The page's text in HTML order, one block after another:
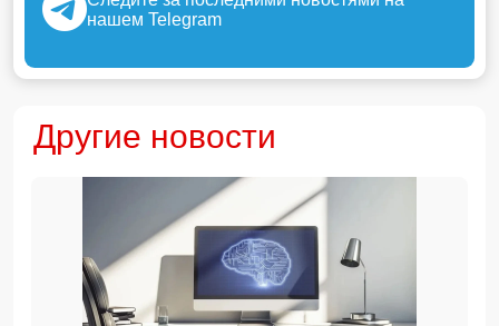
нашем Telegram
Другие новости